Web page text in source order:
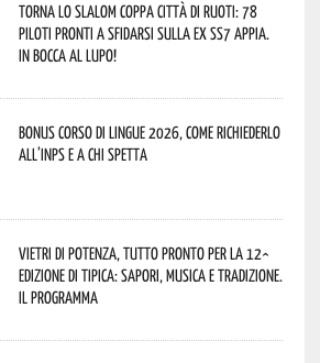
Torna lo Slalom Coppa Città di Ruoti: 78
piloti pronti a sfidarsi sulla ex SS7 Appia.
In bocca al lupo!
Bonus corso di lingue 2026, come richiederlo
all’INPS e a chi spetta
Vietri di Potenza, tutto pronto per la 12^
Edizione di Tipica: sapori, musica e tradizione.
Il programma